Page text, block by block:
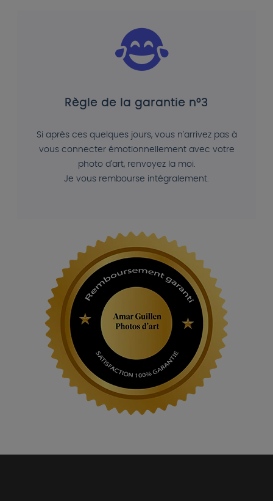
Règle de la garantie n°3
Si après ces quelques jours, vous n'arrivez pas à
vous connecter émotionnellement avec votre
photo d'art, renvoyez la moi.
Je vous rembourse intégralement.